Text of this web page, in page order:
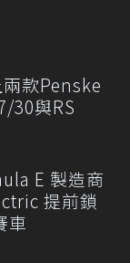
款Penske
30與RS
E 製造商
提前鎖
車